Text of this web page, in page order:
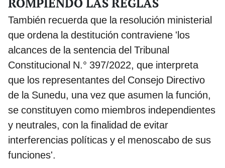
También recuerda que la resolución ministerial
que ordena la destitución contraviene 'los
alcances de la sentencia del Tribunal
Constitucional N.° 397/2022, que interpreta
que los representantes del Consejo Directivo
de la Sunedu, una vez que asumen la función,
se constituyen como miembros independientes
y neutrales, con la finalidad de evitar
interferencias políticas y el menoscabo de sus
funciones'.